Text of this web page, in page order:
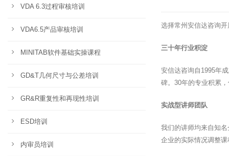
选择常州安信达咨询
三十年行业积淀
安信达咨询自1995年
碑。30年的专业积累
实战型讲师团队
我们的讲师均来自知
企业的实际情况调整
VDA 6.3过程审核培训
VDA6.5产品审核培训
MINITAB软件基础实操课程
GD&T几何尺寸与公差培训
GR&R重复性和再现性培训
ESD培训
内审员培训